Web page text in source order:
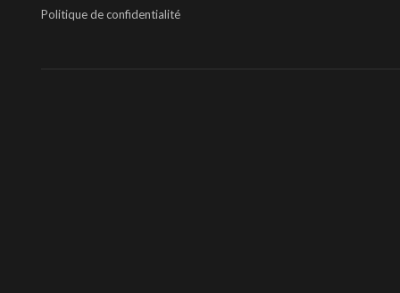
Politique de confidentialité